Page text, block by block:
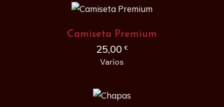
Camiseta Premium
25,00€
Varios